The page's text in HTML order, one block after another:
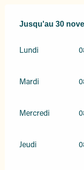
Du1 janvier 2026
Jusqu'au 30
Lundi
Mardi
Mercredi
Jeudi